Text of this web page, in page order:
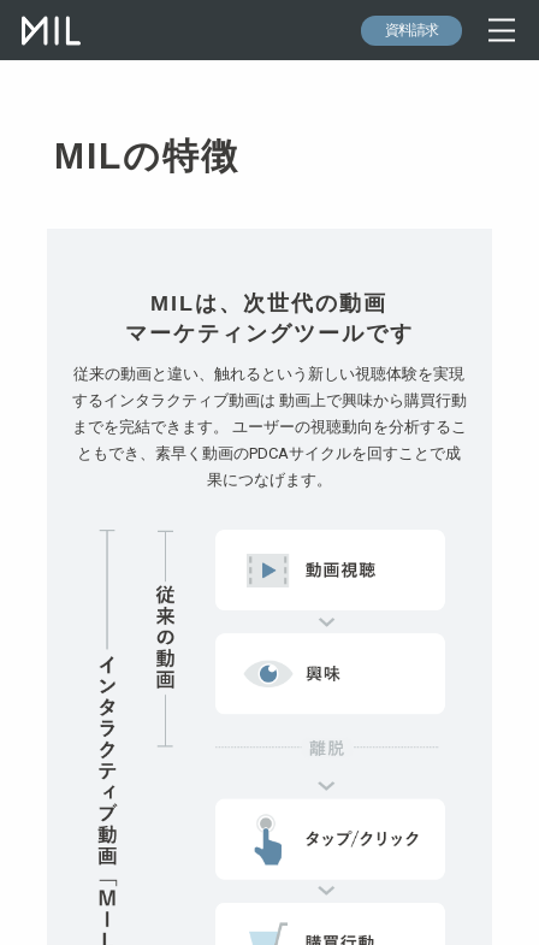
資料請求
MILの特徴
MILは、次世代の動画
マーケティングツールです
従来の動画と違い、触れるという新しい視聴体験を実現
するインタラクティブ動画は 動画上で興味から購買行動
までを完結できます。
ユーザーの視聴動向を分析するこ
ともでき、素早く動画のPDCAサイクルを回すことで成
果につなげます。